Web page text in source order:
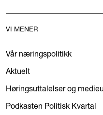
VI MENER
Vår næringspolitikk
Aktuelt
Høringsuttalelser og
Podkasten Politisk Kvartal